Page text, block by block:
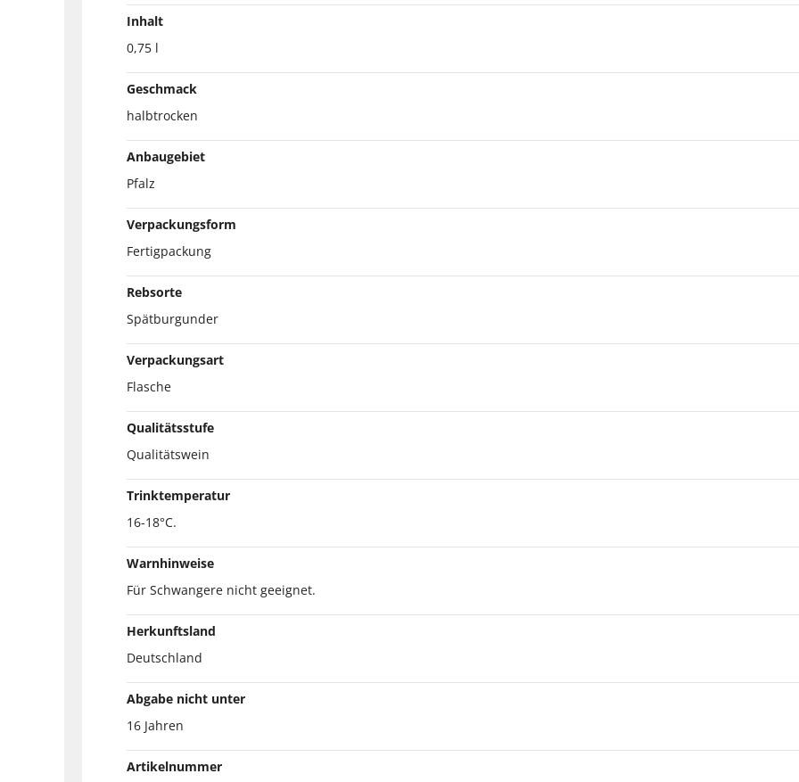
Inhalt
0,75 l
Geschmack
halbtrocken
Anbaugebiet
Pfalz
Verpackungsform
Fertigpackung
Rebsorte
Spätburgunder
Verpackungsart
Flasche
Qualitätsstufe
Qualitätswein
Trinktemperatur
16-18°C.
Warnhinweise
Für Schwangere nicht geeignet.
Herkunftsland
Deutschland
Abgabe nicht unter
16 Jahren
Artikelnummer